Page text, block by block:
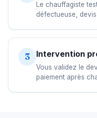
Le chauffagiste
défectueuse,
3 Intervention
Vous validez le
paiement après